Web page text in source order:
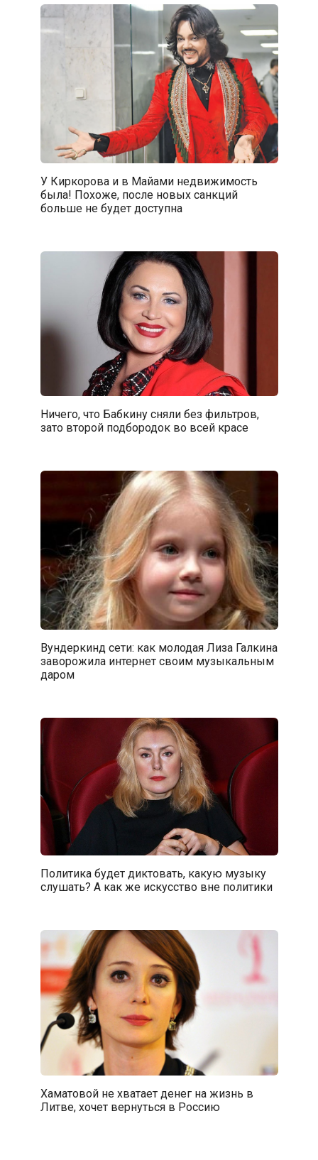
У Киркорова и в Майами недвижимость
была! Похоже, после новых санкций
больше не будет доступна
Ничего, что Бабкину сняли без фильтров,
зато второй подбородок во всей красе
Вундеркинд сети: как молодая Лиза Галкина
заворожила интернет своим музыкальным
даром
Политика будет диктовать, какую музыку
слушать? А как же искусство вне политики
Хаматовой не хватает денег на жизнь в
Литве, хочет вернуться в Россию